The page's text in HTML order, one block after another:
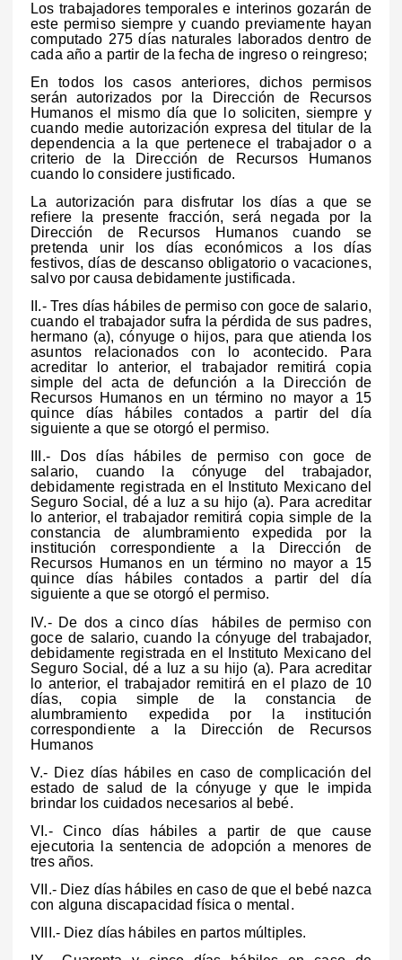
Los trabajadores temporales e interinos gozarán de
este permiso siempre y cuando previamente hayan
computado 275 días naturales laborados dentro de
cada año a partir de la fecha de ingreso o reingreso;
En todos los casos anteriores, dichos permisos
serán autorizados por la Dirección de Recursos
Humanos el mismo día que lo soliciten, siempre y
cuando medie autorización expresa del titular de la
dependencia a la que pertenece el trabajador o a
criterio de la Dirección de Recursos Humanos
cuando lo considere justificado.
La autorización para disfrutar los días a que se
refiere la presente fracción, será negada por la
Dirección de Recursos Humanos cuando se
pretenda unir los días económicos a los días
festivos, días de descanso obligatorio o vacaciones,
salvo por causa debidamente justificada.
II.- Tres días hábiles de permiso con goce de salario,
cuando el trabajador sufra la pérdida de sus padres,
hermano (a), cónyuge o hijos, para que atienda los
asuntos relacionados con lo acontecido. Para
acreditar lo anterior, el trabajador remitirá copia
simple del acta de defunción a la Dirección de
Recursos Humanos en un término no mayor a 15
quince días hábiles contados a partir del día
siguiente a que se otorgó el permiso.
III.- Dos días hábiles de permiso con goce de
salario, cuando la cónyuge del trabajador,
debidamente registrada en el Instituto Mexicano del
Seguro Social, dé a luz a su hijo (a). Para acreditar
lo anterior, el trabajador remitirá copia simple de la
constancia de alumbramiento expedida por la
institución correspondiente a la Dirección de
Recursos Humanos en un término no mayor a 15
quince días hábiles contados a partir del día
siguiente a que se otorgó el permiso.
IV.- De dos a cinco días hábiles de permiso con
goce de salario, cuando la cónyuge del trabajador,
debidamente registrada en el Instituto Mexicano del
Seguro Social, dé a luz a su hijo (a). Para acreditar
lo anterior, el trabajador remitirá en el plazo de 10
días, copia simple de la constancia de
alumbramiento expedida por la institución
correspondiente a la Dirección de Recursos
Humanos
V.- Diez días hábiles en caso de complicación del
estado de salud de la cónyuge y que le impida
brindar los cuidados necesarios al bebé.
VI.- Cinco días hábiles a partir de que cause
ejecutoria la sentencia de adopción a menores de
tres años.
VII.- Diez días hábiles en caso de que el bebé nazca
con alguna discapacidad física o mental.
VIII.- Diez días hábiles en partos múltiples.